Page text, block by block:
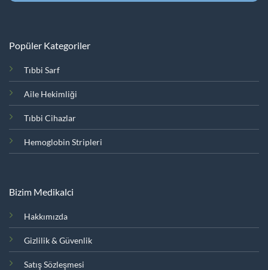
Popüler Kategoriler
Tıbbi Sarf
Aile Hekimliği
Tıbbi Cihazlar
Hemoglobin Stripleri
Bizim Medikalci
Hakkımızda
Gizlilik & Güvenlik
Satış Sözleşmesi